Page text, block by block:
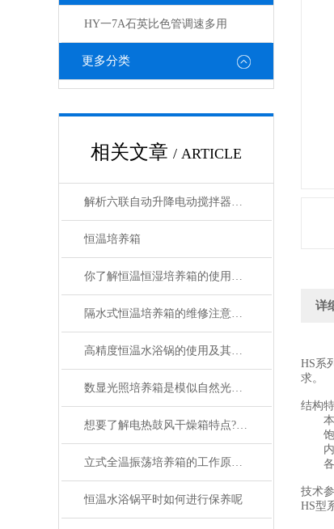
HY一7A石英比色管调速多用
更多分类
相关文章 / ARTICLE
解析六联自动升降电动搅拌器的使用说明
恒温培养箱
你了解恒温恒湿培养箱的使用注意事项吗
隔水式恒温培养箱的维修注意事项分享
高精度恒温水浴锅的使用及其保养方法介绍
数显光照培养箱是模似自然光的恒温设备
想要了解电热鼓风干燥箱特点?请看这里。
立式全温振荡培养箱的工作原理与功能解析
恒温水浴锅平时如何进行保养呢
详
HS系
求。
结构
本产
饱
内胆
各系
技术
HS型